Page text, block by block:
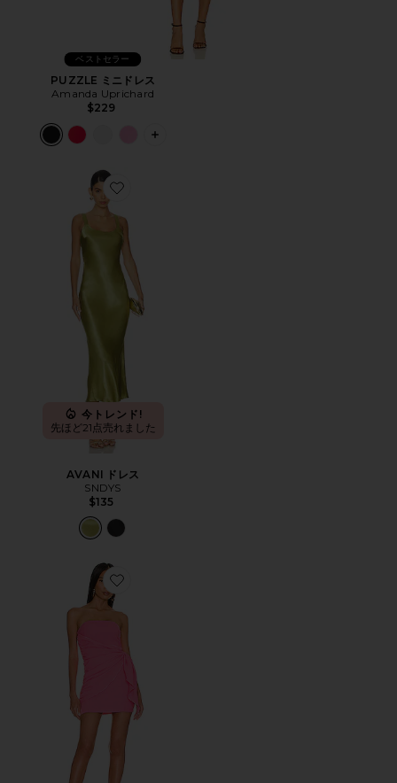
ベストセラー
PUZZLE ミニドレス
Amanda Uprichard
$229
PLUS ICON TO SEE MORE OPTIONS
Favorite AVANI ドレス
今トレンド!
先ほど21点売れました
AVANI ドレス
SNDYS
$135
Favorite ANDRIA ドレス